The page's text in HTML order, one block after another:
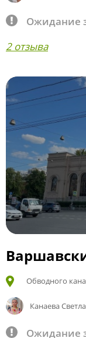
Ожидание
2 отзыва
Обводного
Канаева
Ожидание